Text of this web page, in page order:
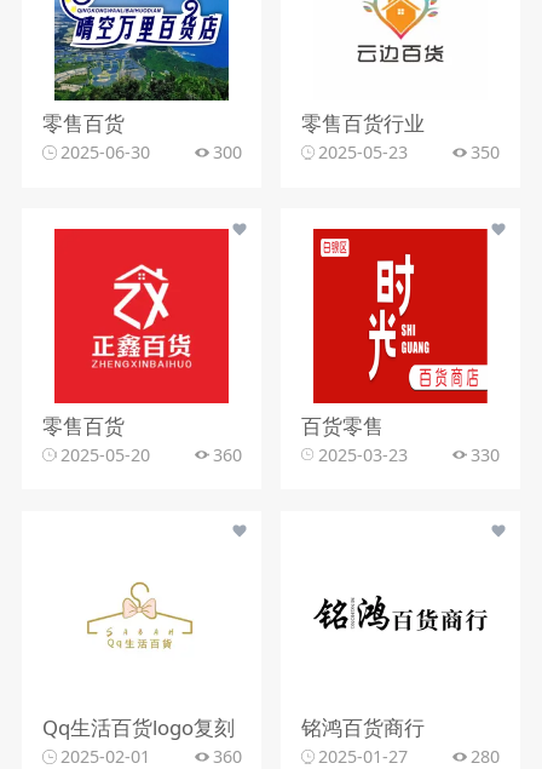
零售百货
2025-06-30 300
零售百货行业
2025-05-23 350
零售百货
2025-05-20 360
百货零售
2025-03-23 330
Qq生活百货logo复刻
2025-02-01 360
铭鸿百货商行
2025-01-27 280